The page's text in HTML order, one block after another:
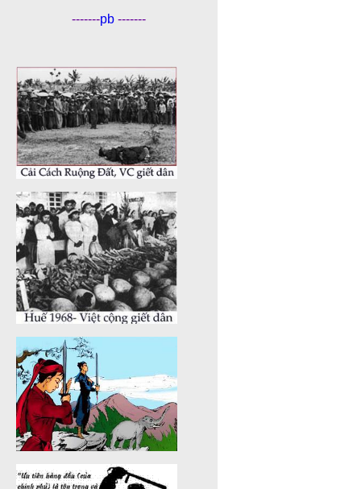
-------pb -------